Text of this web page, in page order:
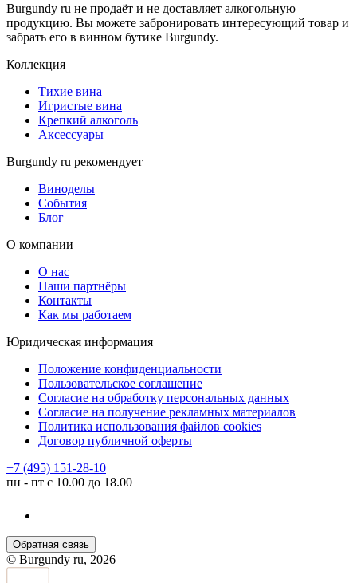
Burgundy ru не продаёт и не доставляет алкогольную
продукцию. Вы можете забронировать интересующий товар и
забрать его в винном бутике Burgundy.
Коллекция
Тихие вина
Игристые вина
Крепкий алкоголь
Аксессуары
Burgundy ru рекомендует
Виноделы
События
Блог
О компании
О нас
Наши партнёры
Контакты
Как мы работаем
Юридическая информация
Положение конфиденциальности
Пользовательское соглашение
Согласие на обработку персональных данных
Согласие на получение рекламных материалов
Политика использования файлов cookies
Договор публичной оферты
+7 (495) 151-28-10
пн - пт с 10.00 до 18.00
Обратная связь
© Burgundy ru, 2026